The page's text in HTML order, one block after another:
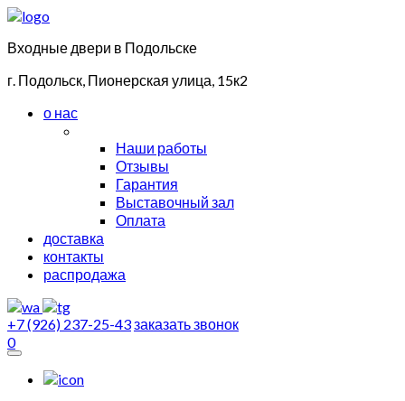
Входные двери в Подольске
г. Подольск, Пионерская улица, 15к2
о нас
Наши работы
Отзывы
Гарантия
Выставочный зал
Оплата
доставка
контакты
распродажа
+7 (926) 237-25-43заказать звонок
0